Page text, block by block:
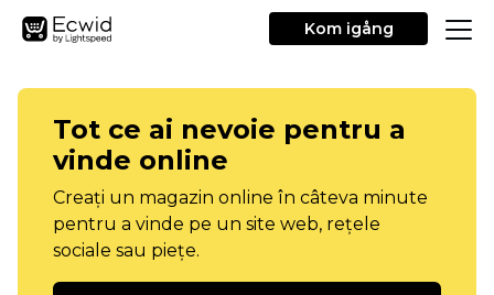
Kom igång
Tot ce ai nevoie pentru a
vinde online
Creați un magazin online în câteva minute
pentru a vinde pe un site web, rețele
sociale sau piețe.